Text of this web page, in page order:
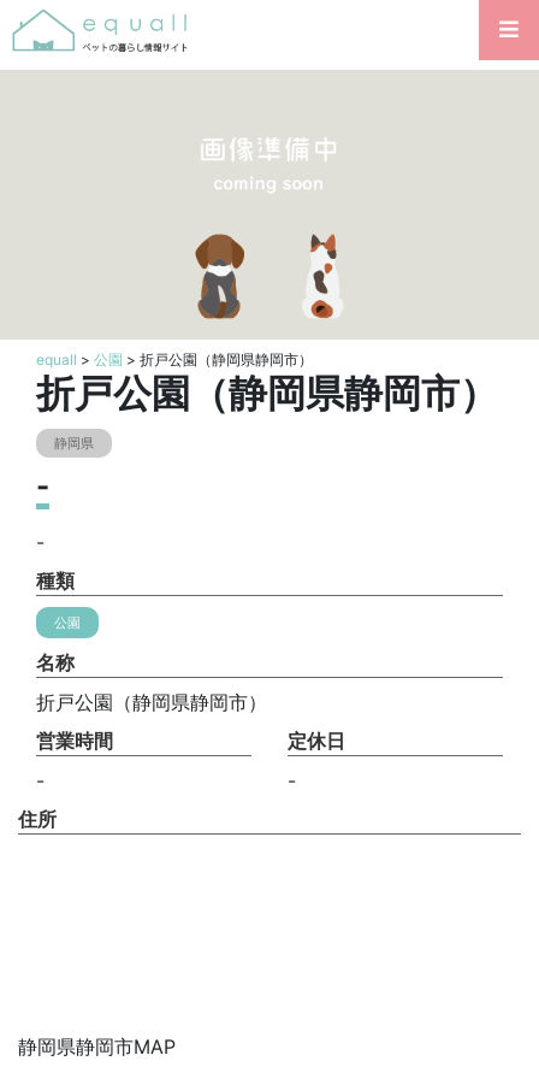
equall > 公園 > 折戸公園（静岡県静岡市）
折戸公園（静岡県静岡市）
静岡県
-
-
種類
公園
名称
折戸公園（静岡県静岡市）
営業時間
-
定休日
-
住所
静岡県静岡市MAP